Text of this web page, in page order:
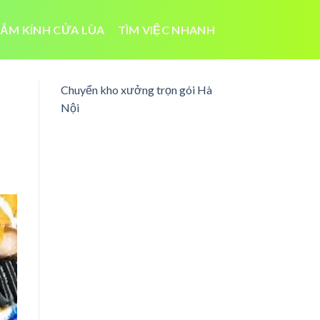
KÍNH CỬA LÙA TÌM VIỆC NHANH
Chuyển kho xưởng trọn gói Hà
Nội